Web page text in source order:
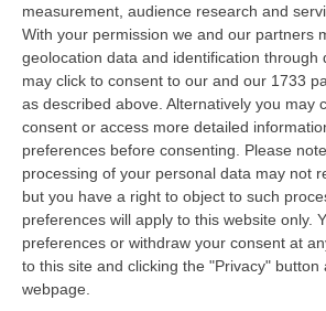
measurement, audience research and
With your permission we and our partners
geolocation data and identification through
may click to consent to our and our 1733
as described above. Alternatively you may
consent or access more detailed
preferences before consenting.
Please
processing of your personal data may not
but you have a right to object to such
preferences will apply to this website only.
preferences or withdraw your consent at
to this site and clicking the "Privacy" button
webpage.
Messina, I “No Ponte” Di Nuovo In Marcia
“MESSINA “Chiediamo che venga chiusa la
liquidazione era stata già indicata dal governo
08 Agosto, 21:20
Vinitaly And The City A Reggio: Il Grande
Del Territorio, Storia E Cultura – FOTO
“REGGIO CALABRIA Vinitaly and the City arriva a
successo dell’edizione di Sibari, dove la
08 Agosto, 20:47
Pride, La “prima Volta” Dell’onda